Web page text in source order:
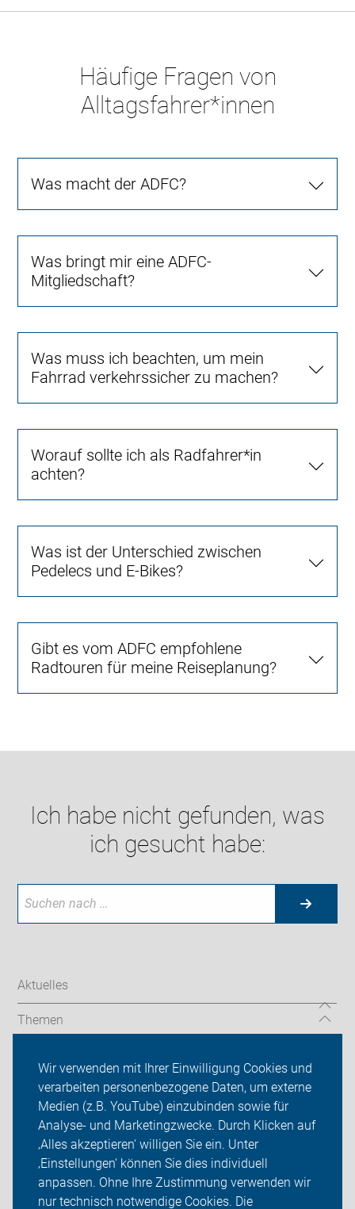
Wir verwenden mit Ihrer Einwilligung Cookies und
verarbeiten personenbezogene Daten, um externe
Medien (z.B. YouTube) einzubinden sowie für
Analyse- und Marketingzwecke. Durch Klicken auf
‚Alles akzeptieren‘ willigen Sie ein. Unter
‚Einstellungen‘ können Sie dies individuell
anpassen. Ohne Ihre Zustimmung verwenden wir
nur technisch notwendige Cookies. Die
Häufige Fragen von
Alltagsfahrer*innen
Was macht der ADFC?
Was bringt mir eine ADFC-
Mitgliedschaft?
Was muss ich beachten, um mein
Fahrrad verkehrssicher zu machen?
Worauf sollte ich als Radfahrer*in
achten?
Was ist der Unterschied zwischen
Pedelecs und E-Bikes?
Gibt es vom ADFC empfohlene
Radtouren für meine Reiseplanung?
Ich habe nicht gefunden, was
ich gesucht habe:
Aktuelles
Themen
ADFC Rhein-Kreis Neuss
Sei dabei
Presse
Login